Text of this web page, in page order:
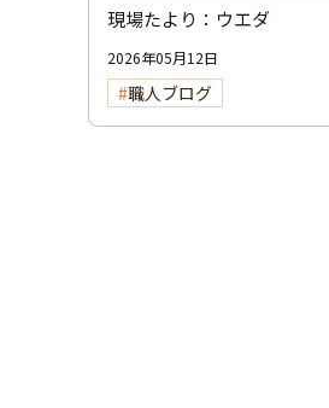
現場たより：ウエダ
2026年05月12日
職人ブログ